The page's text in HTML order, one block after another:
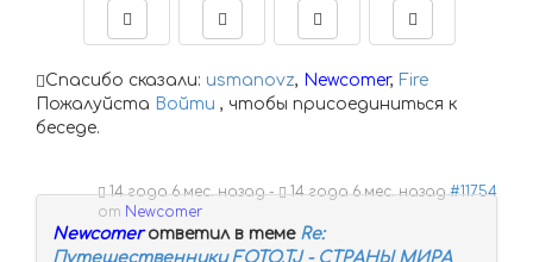
Спасибо сказали: usmanovz, Newcomer, Fire
Пожалуйста Войти , чтобы присоединиться к
беседе.
14 года 6 мес. назад- 14 года 6 мес. назад #11754
от Newcomer
Newcomerответил в теме Re:
Путешественники FOTO.TJ - СТРАНЫ МИРА